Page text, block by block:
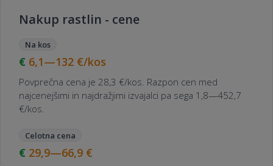
Nakup rastlin - cene
Na kos
6,1—132 €/kos
Povprečna cena je 28,3 €/kos. Razpon cen med
najcenejšimi in najdražjimi izvajalci pa sega 1,8—452,7
€/kos.
Celotna cena
29,9—66,9 €